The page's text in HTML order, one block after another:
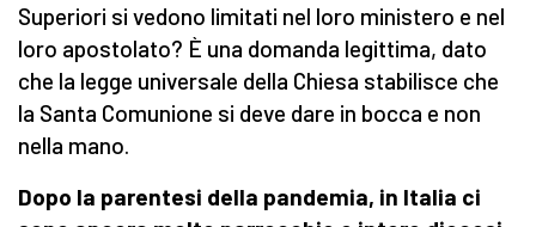
Superiori si vedono limitati nel loro ministero e nel
loro apostolato? È una domanda legittima, dato
che la legge universale della Chiesa stabilisce che
la Santa Comunione si deve dare in bocca e non
nella mano.
Dopo la parentesi della pandemia, in Italia ci